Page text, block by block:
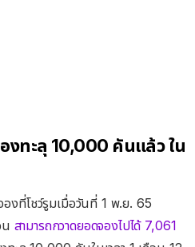
งทะลุ 10,000 คันแล้ว ใน
งที่โชว์รูมเมื่อวันที่ 1 พ.ย. 65
สามารถกวาดยอดจองไปได้ 7,061